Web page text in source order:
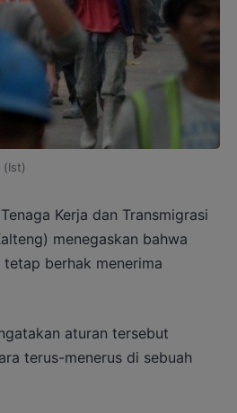
(Ist)
Kerja dan Transmigrasi
menegaskan bahwa
berhak menerima
aturan tersebut
terus-menerus di sebuah